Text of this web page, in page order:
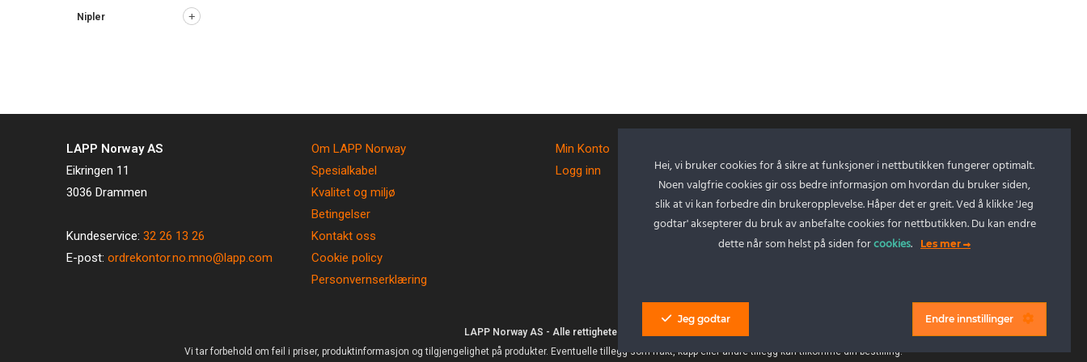
Nipler
LAPP Norway AS
Eikringen 11
3036 Drammen
Kundeservice:32 26 13 26
E-post:ordrekontor.no.mno@lapp.com
Om LAPP Norway
Spesialkabel
Kvalitet og miljø
Betingelser
Kontakt oss
Cookie policy
Personvernserklæring
Min Konto
Logg inn
LAPP Norway AS - Alle rettigheter.
Vi tar forbehold om feil i priser, produktinformasjon og tilgjengelighet på produkter. Eventuelle tillegg som frakt, kapp eller andre tillegg kan tilkomme din bestilling.
Hei, vi bruker cookies for å sikre at funksjoner i nettbutikken fungerer optimalt.
Noen valgfrie cookies gir oss bedre informasjon om hvordan du bruker siden,
slik at vi kan forbedre din brukeropplevelse. Håper det er greit. Ved å klikke 'Jeg
godtar' aksepterer du bruk av anbefalte cookies for nettbutikken. Du kan endre
dette når som helst på siden forcookies. Les mer
Jeg godtar Endre innstillinger